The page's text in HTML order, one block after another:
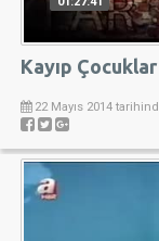
Kayıp
22 Mayıs 2014